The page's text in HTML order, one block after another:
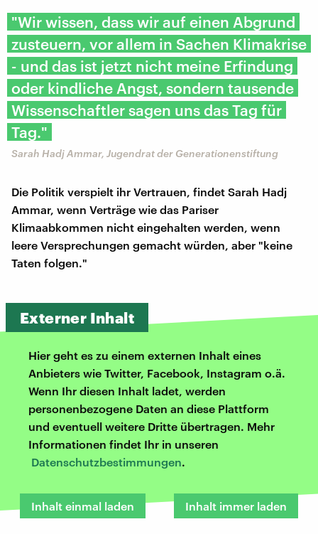
"Wir wissen, dass wir auf einen Abgrund
zusteuern, vor allem in Sachen Klimakrise
- und das ist jetzt nicht meine Erfindung
oder kindliche Angst, sondern tausende
Wissenschaftler sagen uns das Tag für
Tag."
Sarah Hadj Ammar, Jugendrat der Generationenstiftung
Die Politik verspielt ihr Vertrauen, findet Sarah Hadj
Ammar, wenn Verträge wie das Pariser
Klimaabkommen nicht eingehalten werden, wenn
leere Versprechungen gemacht würden, aber "keine
Taten folgen."
Externer Inhalt
Hier geht es zu einem externen Inhalt eines
Anbieters wie Twitter, Facebook, Instagram o.ä.
Wenn Ihr diesen Inhalt ladet, werden
personenbezogene Daten an diese Plattform
und eventuell weitere Dritte übertragen. Mehr
Informationen findet Ihr in unseren
Datenschutzbestimmungen.
Inhalt einmal laden Inhalt immer laden